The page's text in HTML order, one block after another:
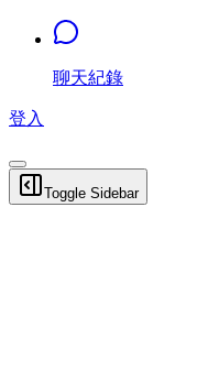
聊天紀錄
登入
Toggle Sidebar